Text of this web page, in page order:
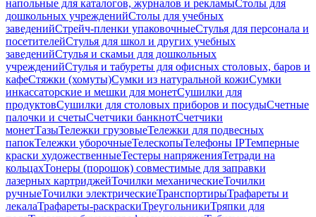
напольные для каталогов, журналов и рекламыСтолы для
дошкольных учрежденийСтолы для учебных
заведенийСтрейч-пленки упаковочныеСтулья для персонала и
посетителейСтулья для школ и других учебных
заведенийСтулья и скамьи для дошкольных
учрежденийСтулья и табуреты для офисных столовых, баров и
кафеСтяжки (хомуты)Сумки из натуральной кожиСумки
инкассаторские и мешки для монетСушилки для
продуктовСушилки для столовых приборов и посудыСчетные
палочки и счетыСчетчики банкнотСчетчики
монетТазыТележки грузовыеТележки для подвесных
папокТележки уборочныеТелескопыТелефоны IPТемперные
краски художественныеТестеры напряженияТетради на
кольцахТонеры (порошок) совместимые для заправки
лазерных картриджейТочилки механическиеТочилки
ручныеТочилки электрическиеТранспортирыТрафареты и
лекалаТрафареты-раскраскиТреугольникиТряпки для